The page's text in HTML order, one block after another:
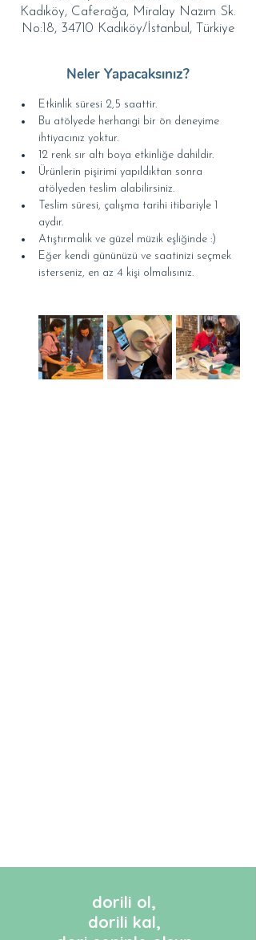
Kadıköy, Caferağa, Miralay Nazım Sk.
No:18, 34710 Kadıköy/İstanbul, Türkiye
Neler Yapacaksınız?
Etkinlik süresi 2,5 saattir.
Bu atölyede herhangi bir ön deneyime
ihtiyacınız yoktur.
12 renk sır altı boya etkinliğe dahildir.
Ürünlerin pişirimi yapıldıktan sonra
atölyeden teslim alabilirsiniz.
Teslim süresi, çalışma tarihi itibariyle 1
aydır.
Atıştırmalık ve güzel müzik eşliğinde :)
Eğer kendi gününüzü ve saatinizi seçmek
isterseniz, en az 4 kişi olmalısınız.
dorili ol,
dorili kal,